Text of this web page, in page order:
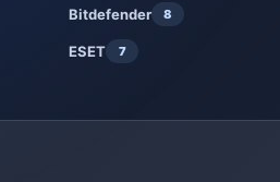
Bitdefender 8
ESET 7